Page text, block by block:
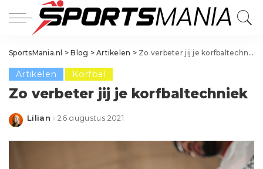
SportsMania.nl >Blog >Artikelen > Zo verbeter jij je korfbaltechniek
Artikelen Korfbal
Zo verbeter jij je korfbaltechniek
Posted
Lilian 26 augustus 2021